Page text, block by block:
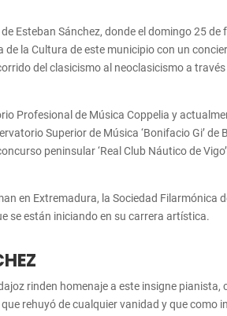
Esteban Sánchez, donde el domingo 25 de
de la Cultura de este municipio con un
del clasicismo al neoclasicismo a
Profesional de Música Coppelia y
Superior de Música ‘Bonifacio Gi’ de
peninsular ‘Real Club Náutico de
en Extremadura, la Sociedad Filarmónica
se están iniciando en su carrera artística.
rinden homenaje a este insigne pianista,
rehuyó de cualquier vanidad y que como